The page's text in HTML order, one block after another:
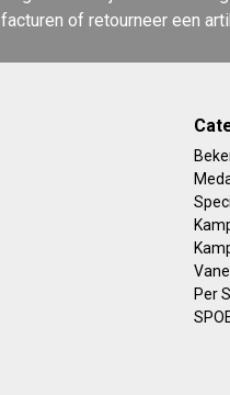
facturen of retourneer een
Per